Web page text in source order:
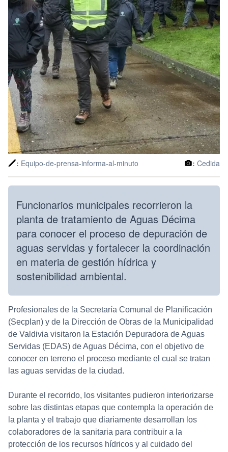
: Equipo-de-prensa-informa-al-minuto : Cedida
Funcionarios municipales recorrieron la
planta de tratamiento de Aguas Décima
para conocer el proceso de depuración de
aguas servidas y fortalecer la coordinación
en materia de gestión hídrica y
sostenibilidad ambiental.
Profesionales de la Secretaría Comunal de Planificación
(Secplan) y de la Dirección de Obras de la Municipalidad
de Valdivia visitaron la Estación Depuradora de Aguas
Servidas (EDAS) de Aguas Décima, con el objetivo de
conocer en terreno el proceso mediante el cual se tratan
las aguas servidas de la ciudad.
Durante el recorrido, los visitantes pudieron interiorizarse
sobre las distintas etapas que contempla la operación de
la planta y el trabajo que diariamente desarrollan los
colaboradores de la sanitaria para contribuir a la
protección de los recursos hídricos y al cuidado del